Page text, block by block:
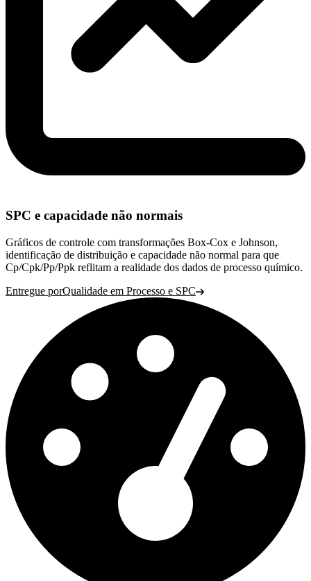
SPC e capacidade não normais
Gráficos de controle com transformações Box-Cox e Johnson,
identificação de distribuição e capacidade não normal para que
Cp/Cpk/Pp/Ppk reflitam a realidade dos dados de processo químico.
Entregue porQualidade em Processo e SPC